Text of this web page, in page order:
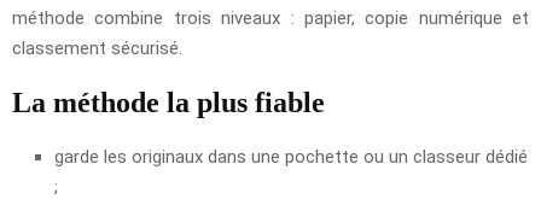
méthode combine trois niveaux : papier, copie numérique et
classement sécurisé.
La méthode la plus fiable
garde les originaux dans une pochette ou un classeur dédié
;